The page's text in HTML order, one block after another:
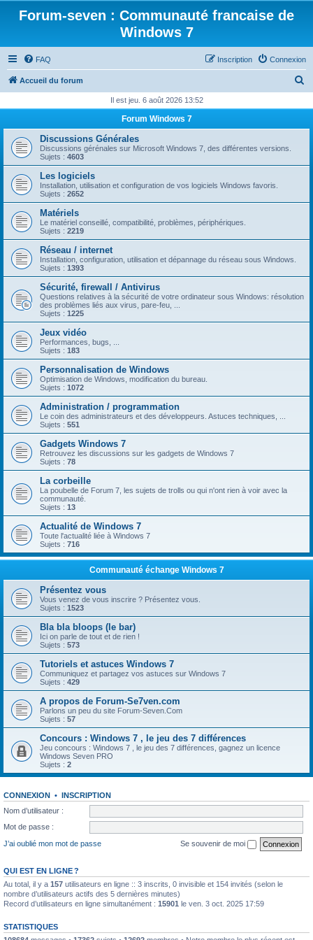
Forum-seven : Communauté francaise de
Windows 7
FAQ Connexion
Inscription
Accueil du forum
h
r
Il est jeu. 6 août 2026 13:52
Forum Windows 7
Discussions Générales
Discussions gérénales sur Microsoft Windows 7, des différentes versions.
Sujets : 4603
Les logiciels
Installation, utilisation et configuration de vos logiciels Windows favoris.
Sujets : 2652
Matériels
Le matériel conseillé, compatibilité, problèmes, périphériques.
Sujets : 2219
Réseau / internet
Installation, configuration, utilisation et dépannage du réseau sous Windows.
Sujets : 1393
Sécurité, firewall / Antivirus
Questions relatives à la sécurité de votre ordinateur sous Windows: résolution
des problèmes liés aux virus, pare-feu, ...
Sujets : 1225
Jeux vidéo
Performances, bugs, ...
Sujets : 183
Personnalisation de Windows
Optimisation de Windows, modification du bureau.
Sujets : 1072
Administration / programmation
Le coin des administrateurs et des développeurs. Astuces techniques, ...
Sujets : 551
Gadgets Windows 7
Retrouvez les discussions sur les gadgets de Windows 7
Sujets : 78
La corbeille
La poubelle de Forum 7, les sujets de trolls ou qui n'ont rien à voir avec la
communauté.
Sujets : 13
Actualité de Windows 7
Toute l'actualité liée à Windows 7
Sujets : 716
Communauté échange Windows 7
Présentez vous
Vous venez de vous inscrire ? Présentez vous.
Sujets : 1523
Bla bla bloops (le bar)
Ici on parle de tout et de rien !
Sujets : 573
Tutoriels et astuces Windows 7
Communiquez et partagez vos astuces sur Windows 7
Sujets : 429
A propos de Forum-Se7ven.com
Parlons un peu du site Forum-Seven.Com
Sujets : 57
Concours : Windows 7 , le jeu des 7 différences
Jeu concours : Windows 7 , le jeu des 7 différences, gagnez un licence
Windows Seven PRO
Sujets : 2
CONNEXION • INSCRIPTION
Nom d’utilisateur :
Mot de passe :
J’ai oublié mon mot de passe
Se souvenir de moi
QUI EST EN LIGNE ?
Au total, il y a 157 utilisateurs en ligne :: 3 inscrits, 0 invisible et 154 invités (selon le
nombre d’utilisateurs actifs des 5 dernières minutes)
Record d’utilisateurs en ligne simultanément : 15901 le ven. 3 oct. 2025 17:59
STATISTIQUES